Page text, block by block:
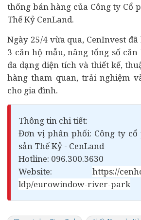
thống bán hàng của Công ty Cổ
Thế Kỷ CenLand.
Ngày 25/4 vừa qua, CenInvest
3 căn hộ mẫu, nâng tổng số
đa dạng diện tích và thiết kế,
hàng tham quan, trải nghiệm
cho gia đình.
Thông tin chi tiết:
Đơn vị phân phối: Công ty cổ
sản Thế Kỷ - CenLand
Hotline: 096.300.3630
Website: https://
ldp/eurowindow-river-park